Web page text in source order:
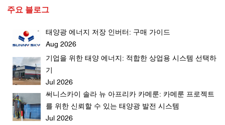
주요 블로그
태양광 에너지 저장 인버터: 구매 가이드
Aug 2026
기업을 위한 태양 에너지: 적합한 상업용 시스템 선택하
기
Jul 2026
써니스카이 솔라 뉴 아프리카 카메룬: 카메룬 프로젝트
를 위한 신뢰할 수 있는 태양광 발전 시스템
Jul 2026